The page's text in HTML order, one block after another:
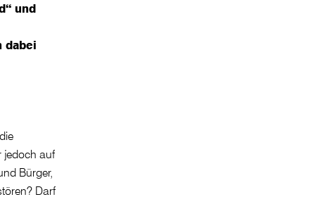
und
dabei
jedoch auf
Bürger,
Darf